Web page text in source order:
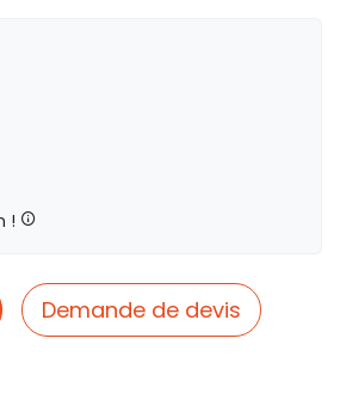
!
Demande de devis